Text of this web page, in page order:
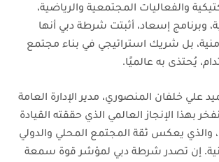
والفعاليات المجتمعية والرياضية،
وبرنامج إسعاد، أثبتت شرطة دبي أنها
بل شريك استراتيجي في بناء مجتمع
يُحتذى به عالميًا.
علي خلفان المنصوري، مدير الإدارة العامة
بهذا الإنجاز العالمي الذي حققته القيادة
والذي يعكس ثقة المجتمع المحلي والدولي
إن تصدر شرطة دبي لمؤشر قوة سمعة